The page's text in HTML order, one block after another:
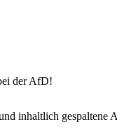
der AfD!
inhaltlich gespaltene